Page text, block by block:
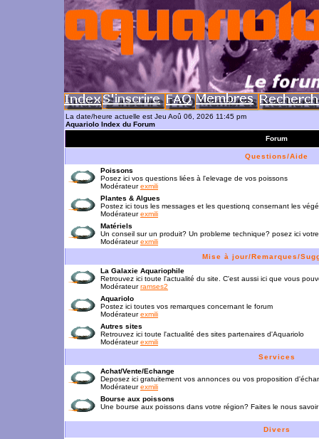
La date/heure actuelle est Jeu Aoû 06, 2026 11:45 pm
Aquariolo Index du Forum
Forum
Questions/Aide
Poissons
Posez ici vos questions liées à l'elevage de vos poissons
Modérateurexmili
Plantes & Algues
Postez ici tous les messages et les questionq consernant les
Modérateurexmili
Matériels
Un conseil sur un produit? Un probleme technique? posez ici
Modérateurexmili
Mise à jour/Remarques/
La Galaxie Aquariophile
Retrouvez ici toute l'actualité du site. C'est aussi ici que vous
Modérateurramses2
Aquariolo
Postez ici toutes vos remarques concernant le forum
Modérateurexmili
Autres sites
Retrouvez ici toute l'actualité des sites partenaires d'Aquariolo
Modérateurexmili
Services
Achat/Vente/Echange
Deposez ici gratuitement vos annonces ou vos proposition
Modérateurexmili
Bourse aux poissons
Une bourse aux poissons dans votre région? Faites le nous savoir
Divers